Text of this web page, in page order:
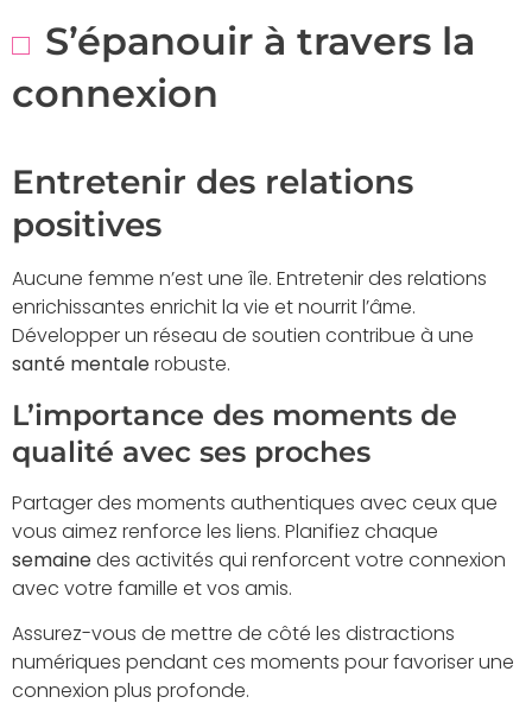
S’épanouir à travers la
connexion
Entretenir des relations
positives
Aucune femme n’est une île. Entretenir des relations
enrichissantes enrichit la vie et nourrit l’âme.
Développer un réseau de soutien contribue à une
santé mentalerobuste.
L’importance des moments de
qualité avec ses proches
Partager des moments authentiques avec ceux que
vous aimez renforce les liens. Planifiez chaque
semainedes activités qui renforcent votre connexion
avec votre famille et vos amis.
Assurez-vous de mettre de côté les distractions
numériques pendant ces moments pour favoriser une
connexion plus profonde.